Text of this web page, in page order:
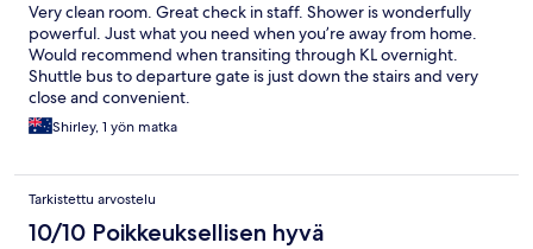
Very clean room. Great check in staff. Shower is wonderfully
powerful. Just what you need when you’re away from home.
Would recommend when transiting through KL overnight.
Shuttle bus to departure gate is just down the stairs and very
close and convenient.
Shirley, 1 yön matka
Tarkistettu arvostelu
10/10 Poikkeuksellisen hyvä